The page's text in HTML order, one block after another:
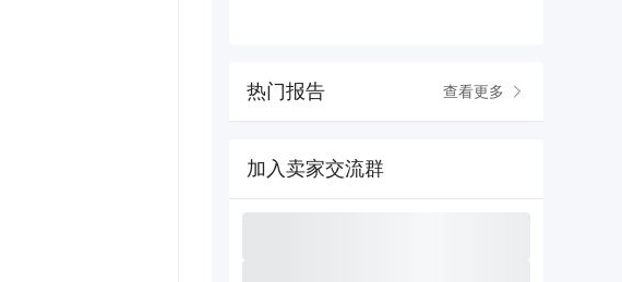
热门报告 查看更多
加入卖家交流群